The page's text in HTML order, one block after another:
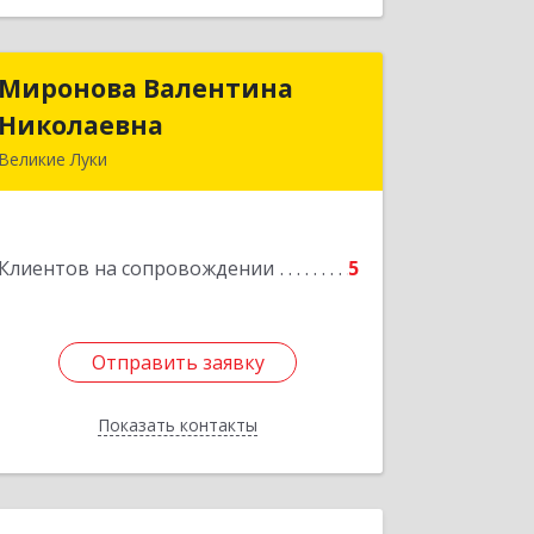
Миронова Валентина
Николаевна
Великие Луки
Клиентов на сопровождении 5
Отправить заявку
Показать контакты
Миронова Валентина
Отправить заявку
Назад